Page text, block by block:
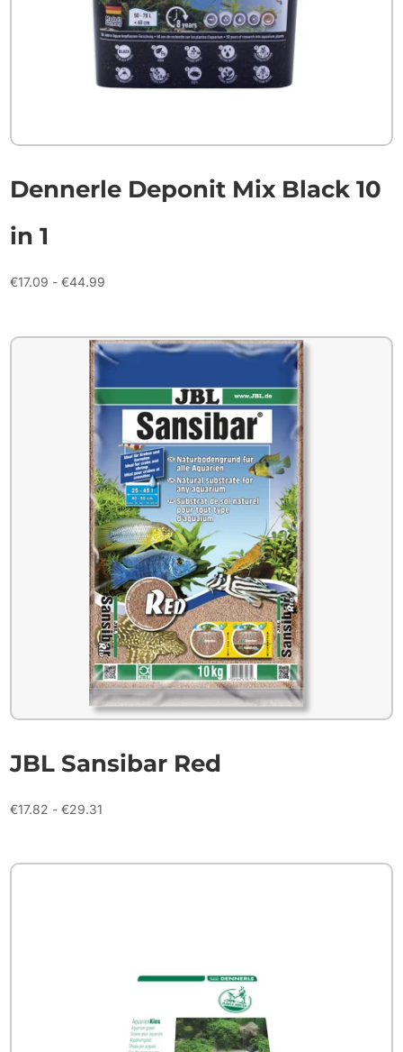
Dennerle Deponit Mix Black 10
in 1
€17.09 - €44.99
€44.99
JBL Sansibar Red
€17.82 - €29.31